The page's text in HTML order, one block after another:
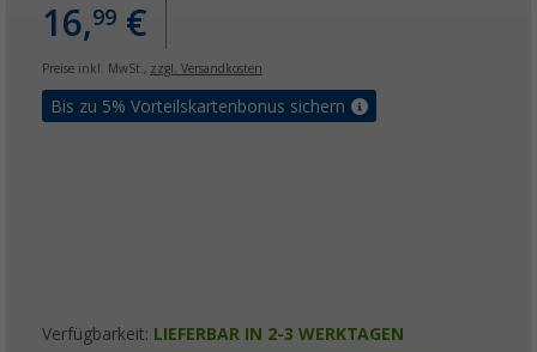
16,99 €
Preise inkl. MwSt., zzgl. Versandkosten
Bis zu 5% Vorteilskartenbonus sichern
Verfügbarkeit: LIEFERBAR IN 2-3 WERKTAGEN